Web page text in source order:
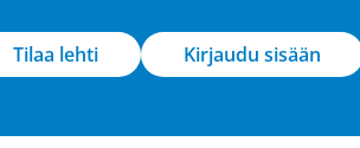
Tilaa lehti Kirjaudu sisään